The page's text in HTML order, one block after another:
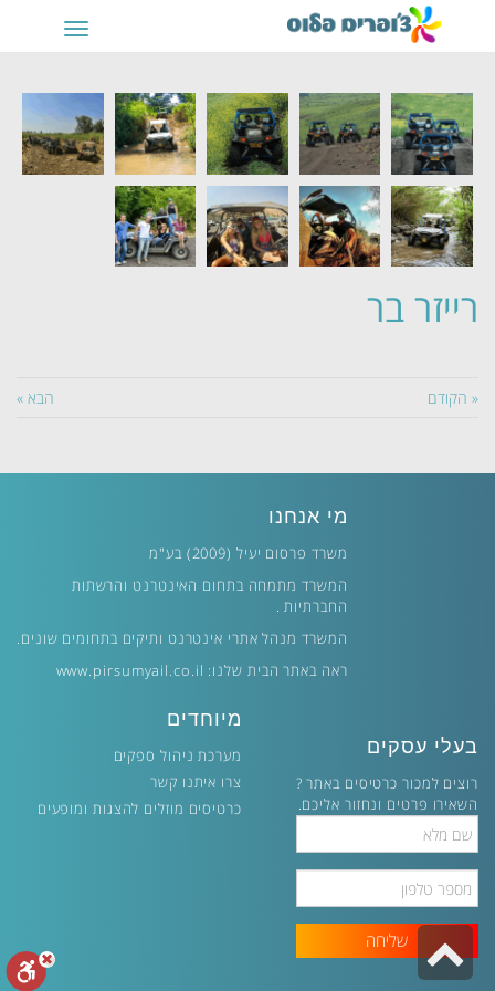
תפריט
רייזר בר
« הקודם הבא »
מי אנחנו
משרד פרסום יעיל (2009) בע"מ
המשרד מתמחה בתחום האינטרנט והרשתות
החברתיות .
המשרד מנהל אתרי אינטרנט ותיקים בתחומים שונים.
ראה באתר הבית שלנו: www.pirsumyail.co.il
בעלי עסקים
רוצים למכור כרטיסים באתר ?
השאירו פרטים ונחזור אליכם.
Name
Number
מיוחדים
מערכת ניהול ספקים
צרו איתנו קשר
כרטיסים מוזלים להצגות ומופעים
גלילה